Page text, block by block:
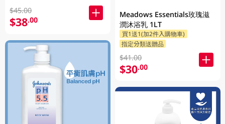
$45.00
$38.00
Meadows Essentials玫瑰滋
潤沐浴乳 1LT
買1送1(加2件入購物車)
指定分類送贈品
$41.00
$30.00